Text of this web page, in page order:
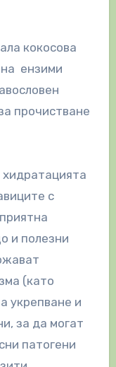
кокосова
ензими
прочистване
с
и полезни
(като
укрепване и
за да могат
патогени